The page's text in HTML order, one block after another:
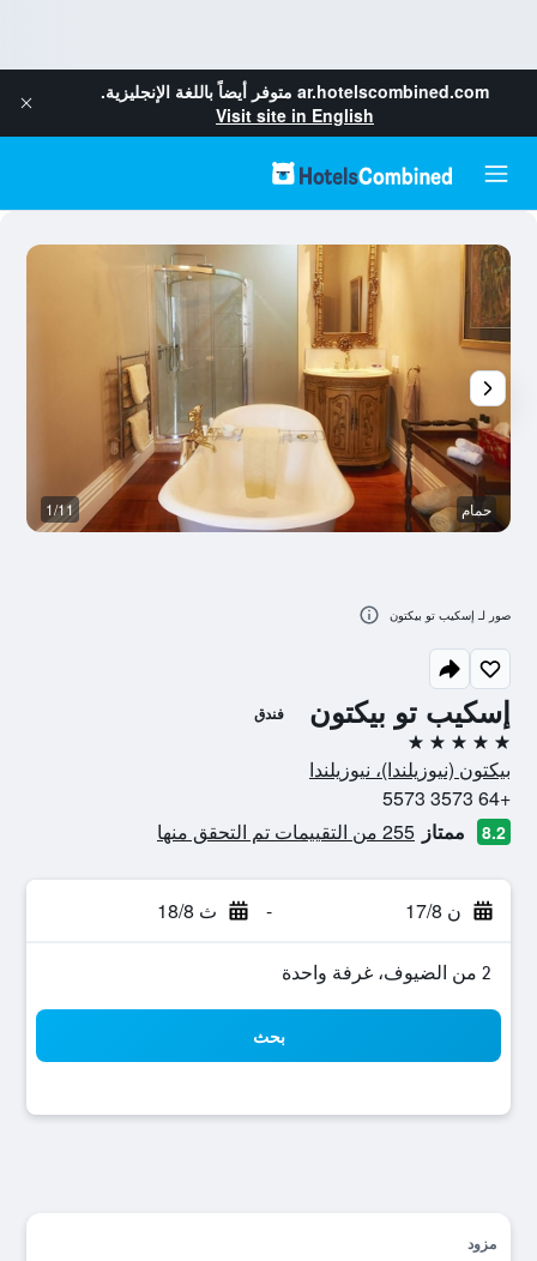
ar.hotelscombined.com متوفر أيضاً باللغة الإنجليزية.
Visit site in English
إسكيب تو بيكتون فندق
5 نجوم
بيكتون (نيوزيلندا)، نيوزيلندا
+64 3573 5573
8.2 ممتاز 255 من التقييمات تم التحقق منها
ن 17/8 - ث 18/8
2 من الضيوف، غرفة واحدة
بحث
مزود
حمام 1/11
صور لـ إسكيب تو بيكتون